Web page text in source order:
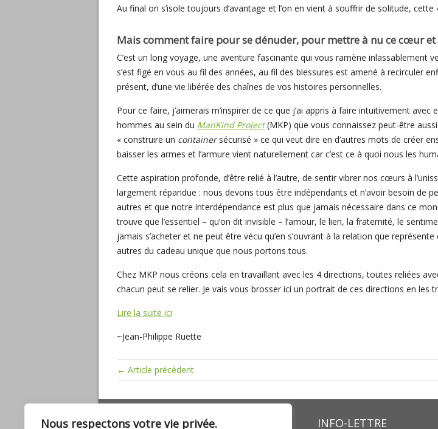
Nous respectons votre vie privée.
Au final on s’isole toujours d’avantage et l’on en vient à souffrir de solitude, cette
Mais comment faire pour se dénuder, pour mettre à nu ce cœur et
C’est un long voyage, une aventure fascinante qui vous ramène inlassablement
s’est figé en vous au fil des années, au fil des blessures est amené à recirculer
présent, d’une vie libérée des chaînes de vos histoires personnelles.
Pour ce faire, j’aimerais m’inspirer de ce que j’ai appris à faire intuitivement
hommes au sein du ManKind Project(MKP) que vous connaissez peut-être
« construire un containersécurisé » ce qui veut dire en d’autres mots de créer
baisser les armes et l’armure vient naturellement car c’est ce à quoi nous les
Cette aspiration profonde, d’être relié à l’autre, de sentir vibrer nos cœurs à
largement répandue : nous devons tous être indépendants et n’avoir besoin de
autres et que notre interdépendance est plus que jamais nécessaire dans ce
trouve que l’essentiel – qu’on dit invisible – l’amour, le lien, la fraternité, le
jamais s’acheter et ne peut être vécu qu’en s’ouvrant à la relation que
autres du cadeau unique que nous portons tous.
Chez MKP nous créons cela en travaillant avec les 4 directions, toutes reliées
chacun peut se relier. Je vais vous brosser ici un portrait de ces directions en les
Lire la suite ici
~Jean-Philippe Ruette
← Article précédent
ARTICLES RÉCENTS INFO-LETTRE